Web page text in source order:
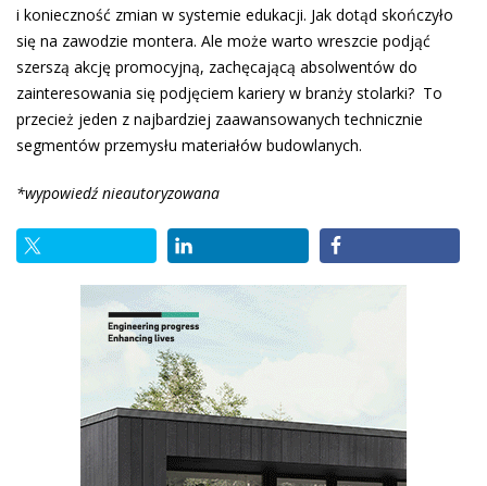
i konieczność zmian w systemie edukacji. Jak dotąd skończyło
się na zawodzie montera. Ale może warto wreszcie podjąć
szerszą akcję promocyjną, zachęcającą absolwentów do
zainteresowania się podjęciem kariery w branży stolarki? To
przecież jeden z najbardziej zaawansowanych technicznie
segmentów przemysłu materiałów budowlanych.
*wypowiedź nieautoryzowana